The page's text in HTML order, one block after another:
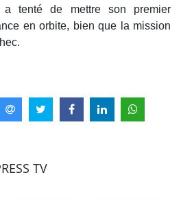
a tenté de mettre son premier
en orbite, bien que la mission
TV